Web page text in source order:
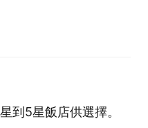
到5星飯店供選擇。